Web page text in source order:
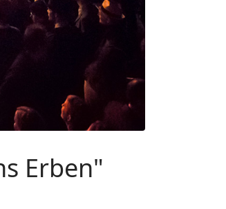
Erben"